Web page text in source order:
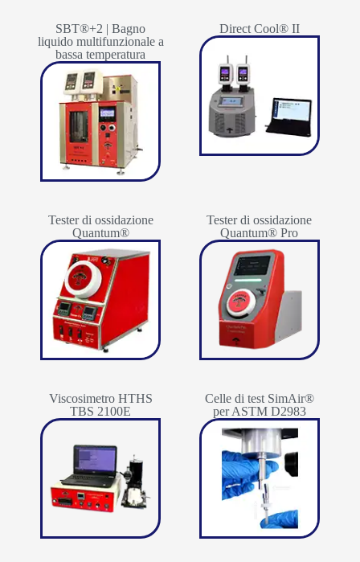
SBT®+2 | Bagno
liquido multifunzionale a
bassa temperatura
Direct Cool® II
Tester di ossidazione
Quantum®
Tester di ossidazione
Quantum® Pro
Viscosimetro HTHS
TBS 2100E
Celle di test SimAir®
per ASTM D2983